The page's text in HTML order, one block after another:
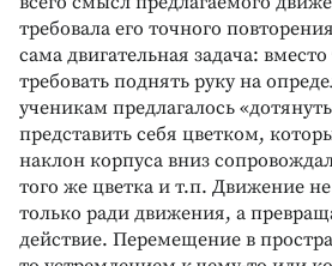
требовала его точного
сама двигательная задача:
требовать поднять руку на
ученикам предлагалось
представить себя цветком,
наклон корпуса вниз
того же цветка и т.п. Движение
только ради движения, а
действие. Перемещение в